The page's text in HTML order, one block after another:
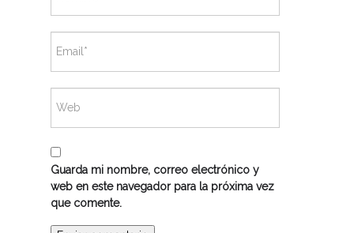
Guarda mi nombre, correo electrónico y
web en este navegador para la próxima vez
que comente.